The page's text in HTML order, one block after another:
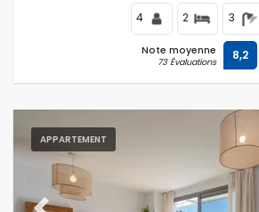
4 2 3
Note moyenne
73 Évaluations 8,2
APPARTEMENT